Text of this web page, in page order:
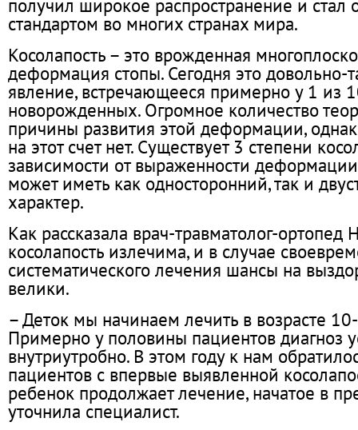
получил широкое распространение и
стандартом во многих странах мира.
Косолапость – это врожденная
деформация стопы. Сегодня это довольно-
явление, встречающееся примерно у 1 из
новорожденных. Огромное количество
причины развития этой деформации,
на этот счет нет. Существует 3 степени
зависимости от выраженности
может иметь как односторонний, так и
характер.
Как рассказала врач-травматолог-ортопед
косолапость излечима, и в случае
систематического лечения шансы на
велики.
– Деток мы начинаем лечить в возрасте
Примерно у половины пациентов диагноз
внутриутробно. В этом году к нам
пациентов с впервые выявленной
ребенок продолжает лечение, начатое в
уточнила специалист.